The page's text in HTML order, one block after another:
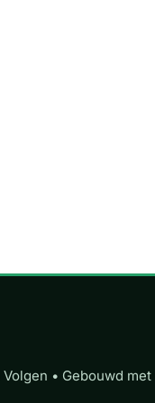
• Gebouwd met